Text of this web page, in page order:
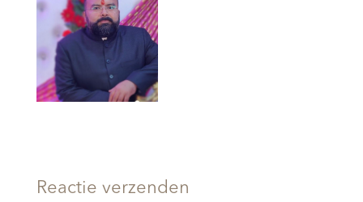
Reactie verzenden